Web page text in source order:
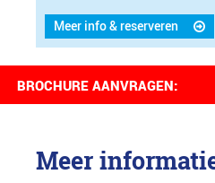
Meer info & reserveren
BROCHURE AANVRAGEN:
Meer